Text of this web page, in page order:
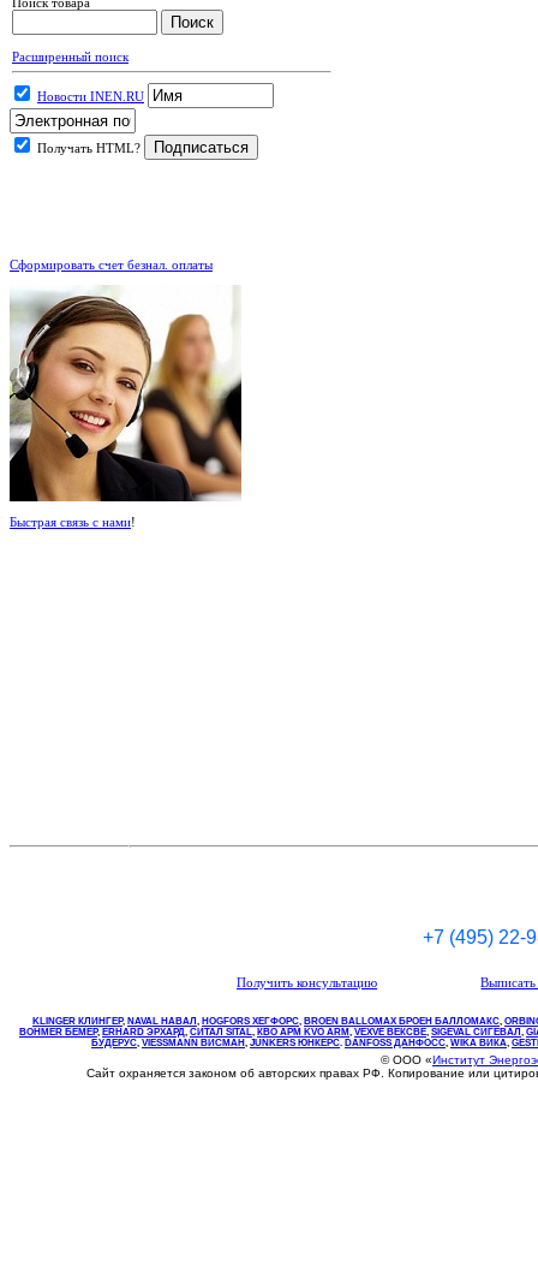
Расширенный поиск
Новости INEN.RU
Получать HTML?
Сформировать счет безнал. оплаты
Быстрая связь с нами!
+7 (495) 22-
Получить консультацию
KLINGER КЛИНГЕР, NAVAL НАВАЛ , НOGFORS ХЕГФОРС, BROEN BALLOMAX БРОЕН БАЛЛОМАКС,
BOHMER БЕМЕР, ERHARD ЭРХАРД, СИТАЛ SITAL, КВО АРМ KVO ARM, VEXVE ВЕКСВЕ, SIGEVAL СИГЕВАЛ ,
БУДЕРУС, VIESSMANN ВИСМАН , JUNKERS ЮНКЕРС. DANFOSS ДАНФОСС, WIKA ВИКА,
© ООО «Институт
Сайт охраняется законом об авторских правах РФ. Копирование или